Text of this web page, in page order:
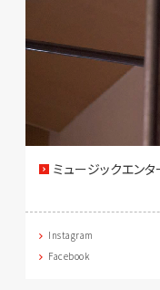
ミュージックエンタ
Instagram
Facebook